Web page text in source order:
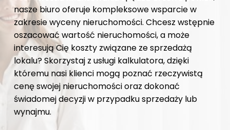
nasze biuro oferuje kompleksowe wsparcie w
zakresie wyceny nieruchomości. Chcesz wstępnie
oszacować wartość nieruchomości, a może
interesują Cię koszty związane ze sprzedażą
lokalu? Skorzystaj z usługi kalkulatora, dzięki
któremu nasi klienci mogą poznać rzeczywistą
cenę swojej nieruchomości oraz dokonać
świadomej decyzji w przypadku sprzedaży lub
wynajmu.